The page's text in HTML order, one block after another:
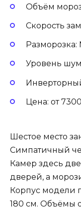
Объём
Скорость
Разморозка:
Уровень
Цена: от
Шестое место
Симпатичный
Камер здесь
дверей, а
Корпус модели
180 см. Объёмы